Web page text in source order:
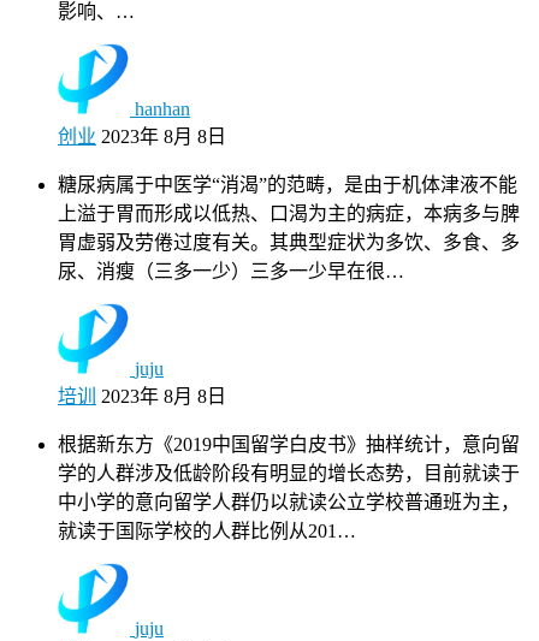
影响、…
hanhan
创业 2023年 8月 8日
糖尿病属于中医学“消渴”的范畴，是由于机体津液不能
上溢于胃而形成以低热、口渴为主的病症，本病多与脾
胃虚弱及劳倦过度有关。其典型症状为多饮、多食、多
尿、消瘦（三多一少）三多一少早在很…
juju
培训
2023年 8月 8日
根据新东方《2019中国留学白皮书》抽样统计，意向留
学的人群涉及低龄阶段有明显的增长态势，目前就读于
中小学的意向留学人群仍以就读公立学校普通班为主，
就读于国际学校的人群比例从201…
juju